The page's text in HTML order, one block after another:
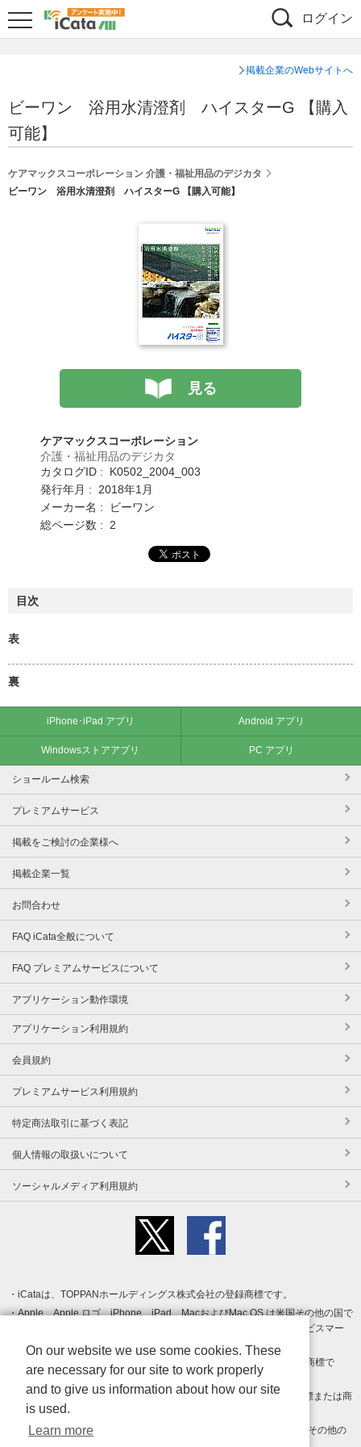
ログイン
掲載企業のWebサイトへ
ビーワン 浴用水清澄剤 ハイスターG 【購入
可能】
ケアマックスコーポレーション 介護・福祉用品のデジカタ
ビーワン 浴用水清澄剤 ハイスターG 【購入可能】
見る
ケアマックスコーポレーション
介護・福祉用品のデジカタ
カタログID : K0502_2004_003
発行年月 : 2018年1月
メーカー名 : ビーワン
総ページ数 : 2
目次
表
裏
iPhone･iPad アプリ Android アプリ
Windowsストアアプリ PC アプリ
ショールーム検索
プレミアムサービス
掲載をご検討の企業様へ
掲載企業一覧
お問合わせ
FAQ iCata全般について
FAQ プレミアムサービスについて
アプリケーション動作環境
アプリケーション利用規約
会員規約
プレミアムサービス利用規約
特定商法取引に基づく表記
個人情報の取扱いについて
ソーシャルメディア利用規約
iCataは、TOPPANホールディングス株式会社の登録商標です。
Apple、Apple ロゴ、iPhone、iPad、MacおよびMac OS は米国その他の国で
登録された Apple Inc. の商標です。App Store は Apple Inc. のサービスマー
クです。
Android、Google Play および Google Play ロゴ は Google LLC の商標で
す。
Windows は Microsoft Inc.の米国およびその他の国における登録商標または商
標です。
Adobe、Adobe Reader、Adobe PDF は、Adobe Inc.の米国およびその他の
On our website we use some cookies. These
are necessary for our site to work properly
and to give us information about how our site
is used.
Learn more